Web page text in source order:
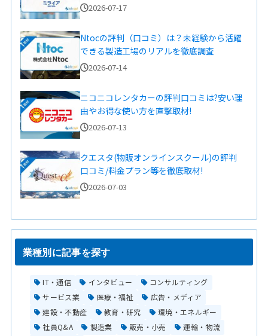
2026-07-17
Ntocの評判（口コミ）は？未経験から活躍
できる製造工場のリアルを徹底調査
2026-07-14
ニコニコレンタカーの評判口コミは?安い理
由やお得な使い方を直撃取材!
2026-07-13
クエスタ(物販オンラインスクール)の評判
口コミ/料金プラン等を徹底取材!
2026-07-03
業種別に記事を探す
IT・通信 インタビュー
コンサルティング
サービス業
医療・福祉
広告・メディア
建設・不動産
教育・研究
環境・エネルギー
社員Q&A
製造業 販売・小売
運輸・物流